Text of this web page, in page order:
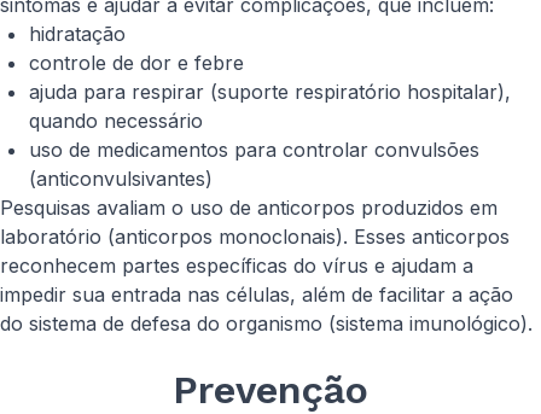
sintomas e ajudar a evitar complicações, que incluem:
hidratação
controle de dor e febre
ajuda para respirar (suporte respiratório hospitalar),
quando necessário
uso de medicamentos para controlar convulsões
(anticonvulsivantes)
Pesquisas avaliam o uso de anticorpos produzidos em
laboratório (anticorpos monoclonais). Esses anticorpos
reconhecem partes específicas do vírus e ajudam a
impedir sua entrada nas células, além de facilitar a ação
do sistema de defesa do organismo (sistema imunológico).
Prevenção